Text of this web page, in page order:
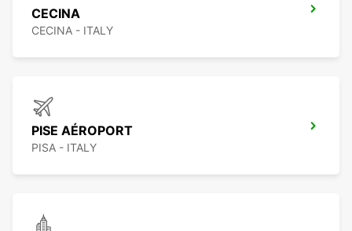
CECINA
CECINA - ITALY
PISE AÉROPORT
PISA - ITALY